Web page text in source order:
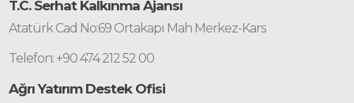
T.C. Serhat Kalkınma Ajansı
Atatürk Cad No:69 Ortakapı Mah Merkez-Kars
Telefon: +90 474 212 52 00
Ağrı Yatırım Destek Ofisi